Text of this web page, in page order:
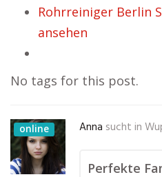
Rohrreiniger Berlin
ansehen
No tags for this post.
online Anna sucht in
Perfekte